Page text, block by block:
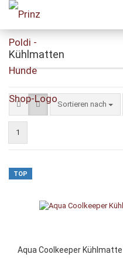
Kühlmatten
Sortieren nach
Sortieren nach
1
TOP
Aqua Coolkeeper